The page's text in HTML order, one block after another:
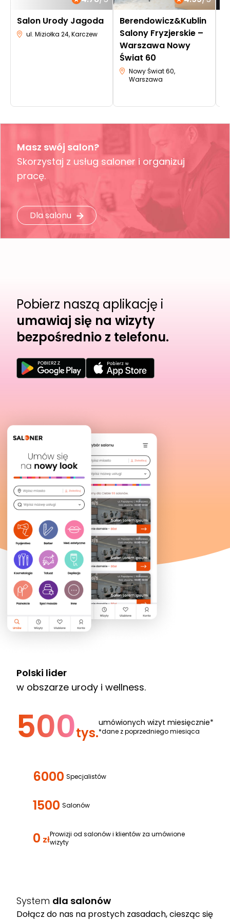
Salon Urody Jagoda
ul. Miziołka 24, Karczew
Berendowicz&Kublin
Salony Fryzjerskie –
Warszawa Nowy
Świat 60
Nowy Świat 60,
Warszawa
Masz swój salon?
Skorzystaj z usług saloner i organizuj
pracę.
Dla salonu
Pobierz naszą aplikację i
umawiaj się na wizyty
bezpośrednio z telefonu.
Polski lider
w obszarze urody i wellness.
500tys.
umówionych wizyt miesięcznie*
*dane z poprzedniego miesiąca
6000 Specjalistów
1500 Salonów
0 złProwizji od salonów i klientów za umówione
wizyty
System dla salonów
Dołącz do nas na prostych zasadach, ciesząc się